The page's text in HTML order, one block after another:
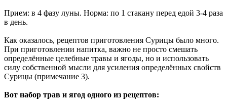
Прием: в 4 фазу луны. Норма: по 1 стакану перед едой 3-4 раза
в день.
Как оказалось, рецептов приготовления Сурицы было много.
При приготовлении напитка, важно не просто смешать
определённые целебные травы и ягоды, но и использовать
силу собственной мысли для усиления определённых свойств
Сурицы (примечание 3).
Вот набор трав и ягод одного из рецептов: